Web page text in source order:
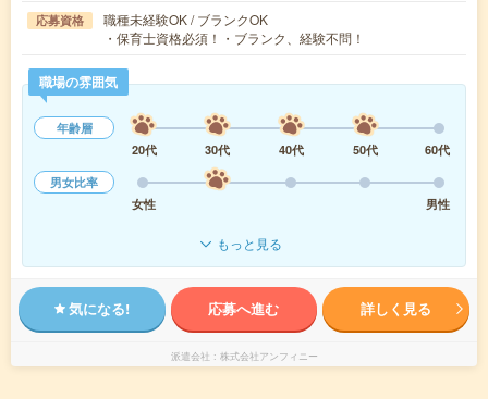
応募資格
職種未経験OK / ブランクOK
・保育士資格必須！・ブランク、経験不問！
職場の雰囲気
年齢層
20代
30代 40代 50代
60代
男女比率
女性
男性
もっと見る
気になる! 応募へ進む 詳しく見る
派遣会社 株式会社アンフィニー